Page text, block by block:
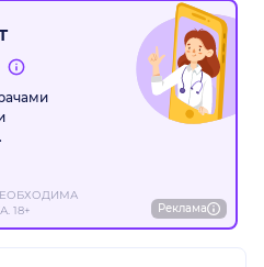
18+
Реклама